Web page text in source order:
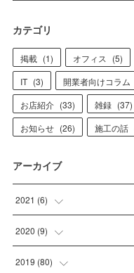
カテゴリ
掲載 (1) オフィス (5)
IT (3) 開業者向けコラム
お店紹介 (33) 雑録 (37)
お知らせ (26) 施工の話
アーカイブ
2021 (6)
( )
(4
2020 (9)
(1
2019 (80)